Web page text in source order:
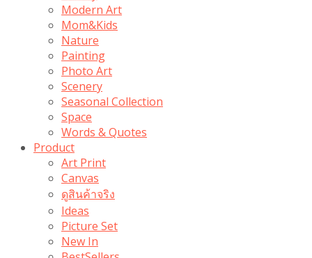
Modern Art
Mom&Kids
Nature
Painting
Photo Art
Scenery
Seasonal Collection
Space
Words & Quotes
Product
Art Print
Canvas
ดูสินค้าจริง
Ideas
Picture Set
New In